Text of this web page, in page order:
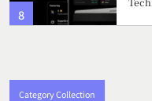
Category Collection